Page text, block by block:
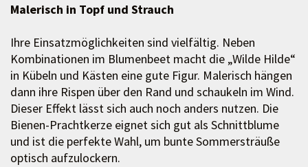
Malerisch in Topf und Strauch
Ihre Einsatzmöglichkeiten sind vielfältig. Neben
Kombinationen im Blumenbeet macht die „Wilde Hilde“
in Kübeln und Kästen eine gute Figur. Malerisch hängen
dann ihre Rispen über den Rand und schaukeln im Wind.
Dieser Effekt lässt sich auch noch anders nutzen. Die
Bienen-Prachtkerze eignet sich gut als Schnittblume
und ist die perfekte Wahl, um bunte Sommersträuße
optisch aufzulockern.